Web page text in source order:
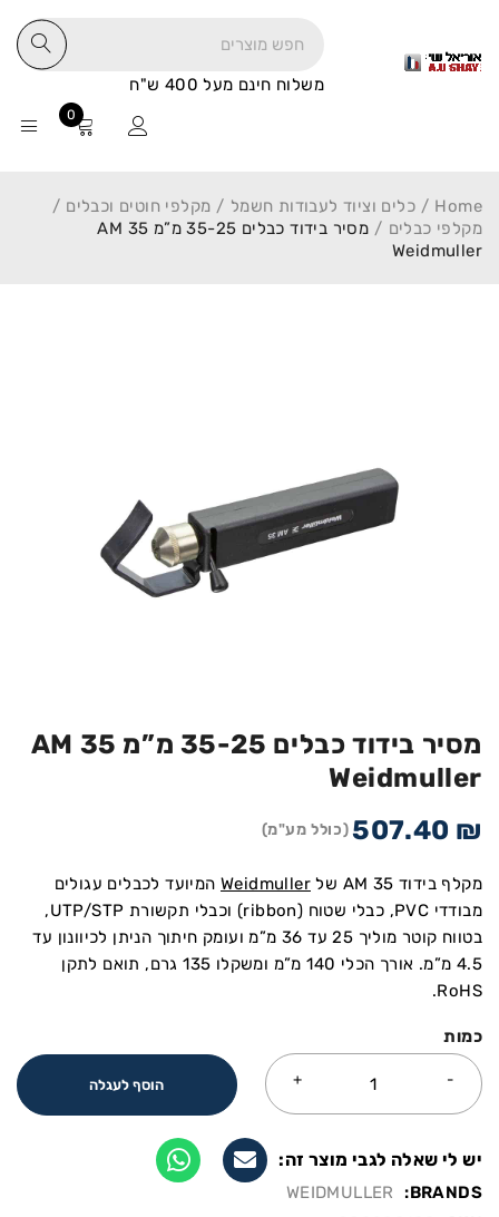
משלוח חינם מעל 400 ש"ח
0
Home
/ כלים וציוד לעבודות חשמל / מקלפי חוטים וכבלים /
מקלפי כבלים /
מסיר בידוד כבלים 35-25 מ”מ AM 35
Weidmuller
מסיר בידוד כבלים 35-25 מ”מ AM 35
Weidmuller
507.40 ₪ (כולל מע"מ)
מקלף בידוד AM 35 של Weidmuller המיועד לכבלים עגולים
מבודדי PVC, כבלי שטוח (ribbon) וכבלי תקשורת UTP/STP,
בטווח קוטר מוליך 25 עד 36 מ”מ ועומק חיתוך הניתן לכיוונון עד
4.5 מ”מ. אורך הכלי 140 מ”מ ומשקלו 135 גרם, תואם לתקן
RoHS.
כמות
הוסף לעגלה
יש לי שאלה לגבי מוצר זה:
BRANDS:
WEIDMULLER